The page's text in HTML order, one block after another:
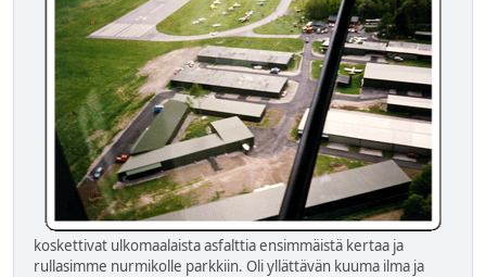
koskettivat ulkomaalaista asfalttia ensimmäistä kertaa ja
rullasimme nurmikolle parkkiin. Oli yllättävän kuuma ilma ja